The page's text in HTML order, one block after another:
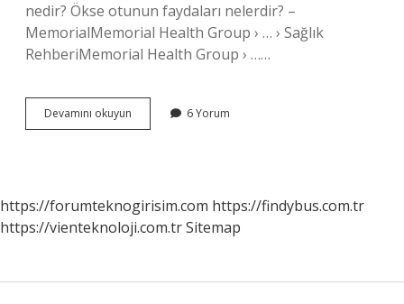
nedir? Ökse otunun faydaları nelerdir? –
MemorialMemorial Health Group › … › Sağlık
RehberiMemorial Health Group › ……
Devamını okuyun
Otunu
6 Yorum
https://forumteknogirisim.com https://findybus.com.tr
https://vienteknoloji.com.trSitemap